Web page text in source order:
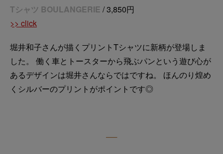
Tシャツ BOULANGERIE / 3,850円
>> click
堀井和子さんが描くプリントTシャツに新柄が登場しま
した。 働く車とトースターから飛ぶパンという遊び心が
あるデザインは堀井さんならではですね。 ほんのり煌め
くシルバーのプリントがポイントです◎
──